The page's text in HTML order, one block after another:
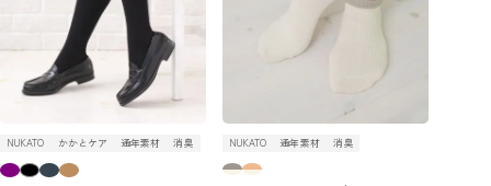
NUKATO かかとケア 通年素材 消臭 NUKATO 通年素材 消臭